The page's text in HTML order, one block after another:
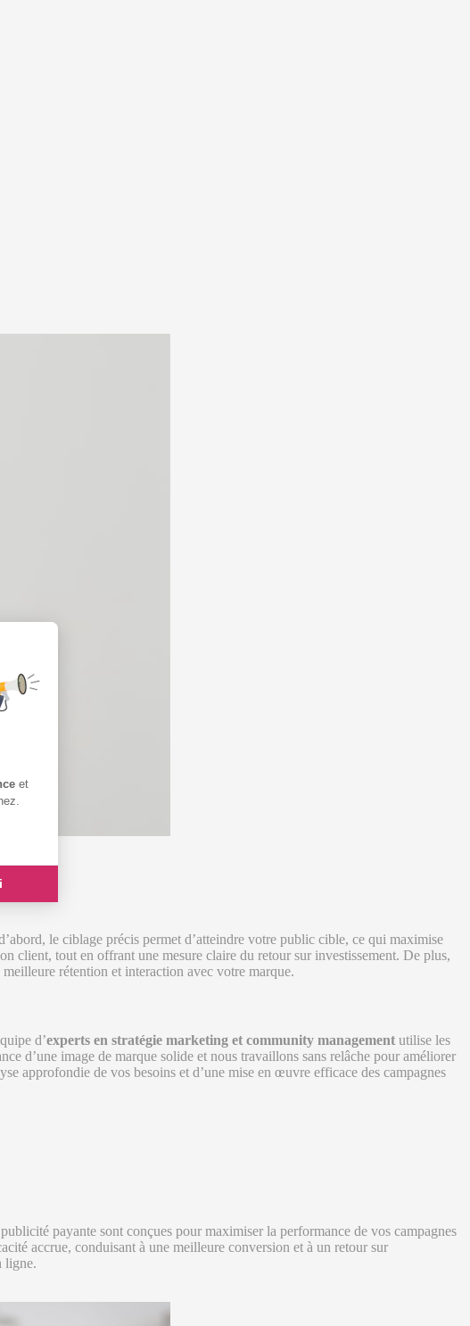
et
paramètres de confidentialité, en garantissant la conformité avec
le ciblage précis permet d’atteindre votre public cible, ce qui maximise
client, tout en offrant une mesure claire du retour sur investissement. De plus,
rétention et interaction avec votre marque.
d’experts en stratégie marketing et community management utilise les
d’une image de marque solide et nous travaillons sans relâche pour améliorer
approfondie de vos besoins et d’une mise en œuvre efficace des campagnes
payante sont conçues pour maximiser la performance de vos campagnes
accrue, conduisant à une meilleure conversion et à un retour sur
ligne.